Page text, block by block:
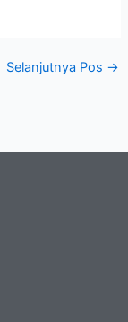
Selanjutnya Pos →